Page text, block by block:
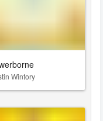
Wintory